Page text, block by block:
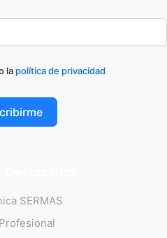
la política de privacidad
SERMAS